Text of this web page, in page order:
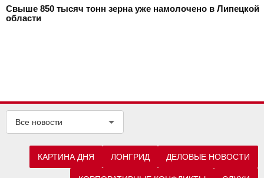
Свыше 850 тысяч тонн зерна уже намолочено в Липецкой
области
Все новости
КАРТИНА ДНЯ ЛОНГРИД ДЕЛОВЫЕ НОВОСТИ